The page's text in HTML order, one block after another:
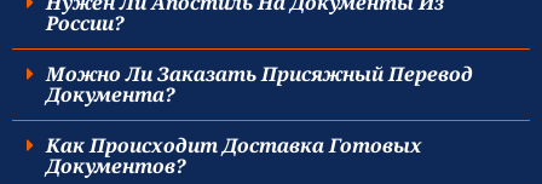
России?
Можно Ли Заказать Присяжный Перевод
Документа?
Как Происходит Доставка Готовых
Документов?